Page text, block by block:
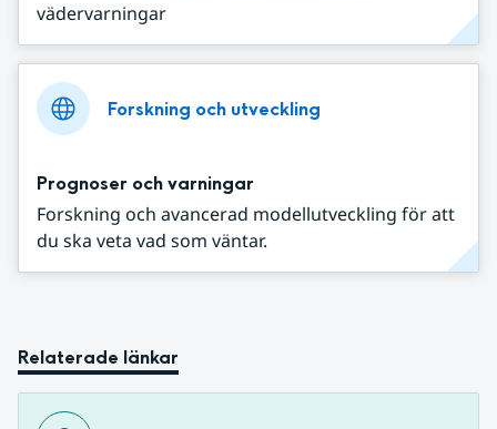
vädervarningar
Forskning och utveckling
Prognoser och varningar
Forskning och avancerad modellutveckling för att
du ska veta vad som väntar.
Relaterade länkar